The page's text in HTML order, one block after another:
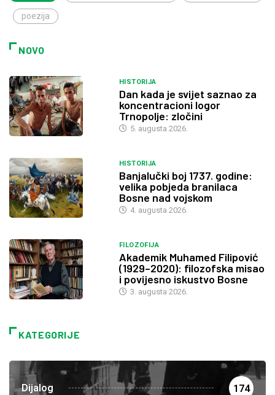
poezija
NOVO
HISTORIJA
Dan kada je svijet saznao za
koncentracioni logor
Trnopolje: zločini
5. augusta 2026.
HISTORIJA
Banjalučki boj 1737. godine:
velika pobjeda branilaca
Bosne nad vojskom
4. augusta 2026.
FILOZOFIJA
Akademik Muhamed Filipović
(1929–2020): filozofska misao
i povijesno iskustvo Bosne
3. augusta 2026.
KATEGORIJE
Dijalog 174